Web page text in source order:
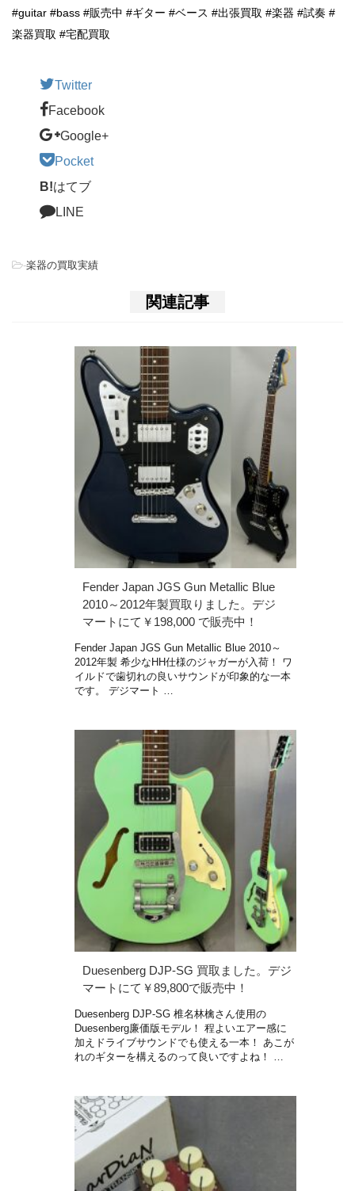
#guitar #bass #販売中 #ギター #ベース #出張買取 #楽器 #試奏 #
楽器買取 #宅配買取
Twitter
Facebook
Google+
Pocket
B!はてブ
LINE
-楽器の買取実績
関連記事
Fender Japan JGS Gun Metallic Blue
2010～2012年製買取りました。デジ
マートにて￥198,000 で販売中！
Fender Japan JGS Gun Metallic Blue 2010～
2012年製 希少なHH仕様のジャガーが入荷！ ワ
イルドで歯切れの良いサウンドが印象的な一本
です。 デジマート …
Duesenberg DJP-SG 買取ました。デジ
マートにて￥89,800で販売中！
Duesenberg DJP-SG 椎名林檎さん使用の
Duesenberg廉価版モデル！ 程よいエアー感に
加えドライブサウンドでも使える一本！ あこが
れのギターを構えるのって良いですよね！ …